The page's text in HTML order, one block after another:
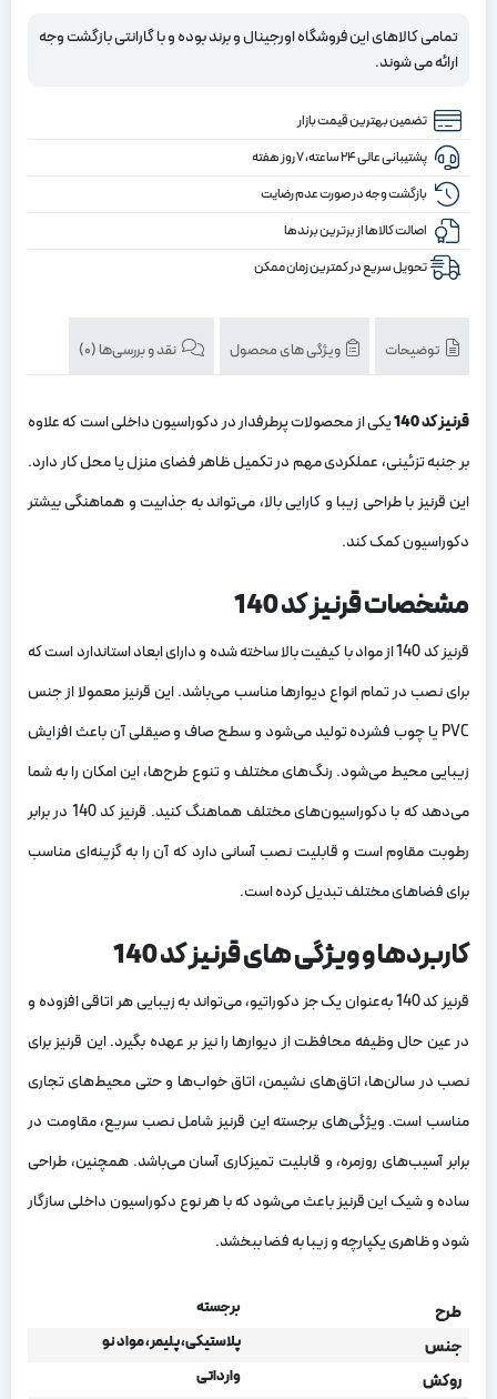
140
تمامی کالاهای این فروشگاه اورجینال و برند بوده و با گارانتی بازگشت وجه
ارائه می شوند.
تضمین بهترین قیمت بازار
پشتیبانی عالی ۲۴ ساعته، ۷ روز هفته
بازگشت وجه در صورت عدم رضایت
اصالت کالاها از برترین برندها
تحویل سریع در کمترین زمان ممکن
توضیحات ویژگی های محصول نقد و بررسی‌ها (0)
قرنیز کد 140
یکی از محصولات پرطرفدار در دکوراسیون داخلی است که علاوه
بر جنبه تزئینی، عملکردی مهم در تکمیل ظاهر فضای منزل یا محل کار دارد.
این قرنیز با طراحی زیبا و کارایی بالا، می‌تواند به جذابیت و هماهنگی بیشتر
دکوراسیون کمک کند.
مشخصات قرنیز کد 140
قرنیز کد 140 از مواد با کیفیت بالا ساخته شده و دارای ابعاد استاندارد است که
برای نصب در تمام انواع دیوارها مناسب می‌باشد. این قرنیز معمولا از جنس
PVC یا چوب فشرده تولید می‌شود و سطح صاف و صیقلی آن باعث افزایش
زیبایی محیط می‌شود. رنگ‌های مختلف و تنوع طرح‌ها، این امکان را به شما
می‌دهد که با دکوراسیون‌های مختلف هماهنگ کنید. قرنیز کد 140 در برابر
رطوبت مقاوم است و قابلیت نصب آسانی دارد که آن را به گزینه‌ای مناسب
برای فضاهای مختلف تبدیل کرده است.
کاربردها و ویژگی های قرنیز کد 140
قرنیز کد 140 به‌عنوان یک جز دکوراتیو، می‌تواند به زیبایی هر اتاقی افزوده و
در عین حال وظیفه محافظت از دیوارها را نیز بر عهده بگیرد. این قرنیز برای
نصب در سالن‌ها، اتاق‌های نشیمن، اتاق خواب‌ها و حتی محیط‌های تجاری
مناسب است. ویژگی‌های برجسته این قرنیز شامل نصب سریع، مقاومت در
برابر آسیب‌های روزمره، و قابلیت تمیزکاری آسان می‌باشد. همچنین، طراحی
ساده و شیک این قرنیز باعث می‌شود که با هر نوع دکوراسیون داخلی سازگار
شود و ظاهری یکپارچه و زیبا به فضا ببخشد.
طرح برجسته
جنس پلاستیکی، پلیمر، مواد نو
روکش وارداتی